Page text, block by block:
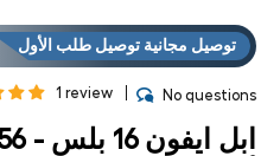
توصيل مجانية توصيل طلب الأول
1 review No questions